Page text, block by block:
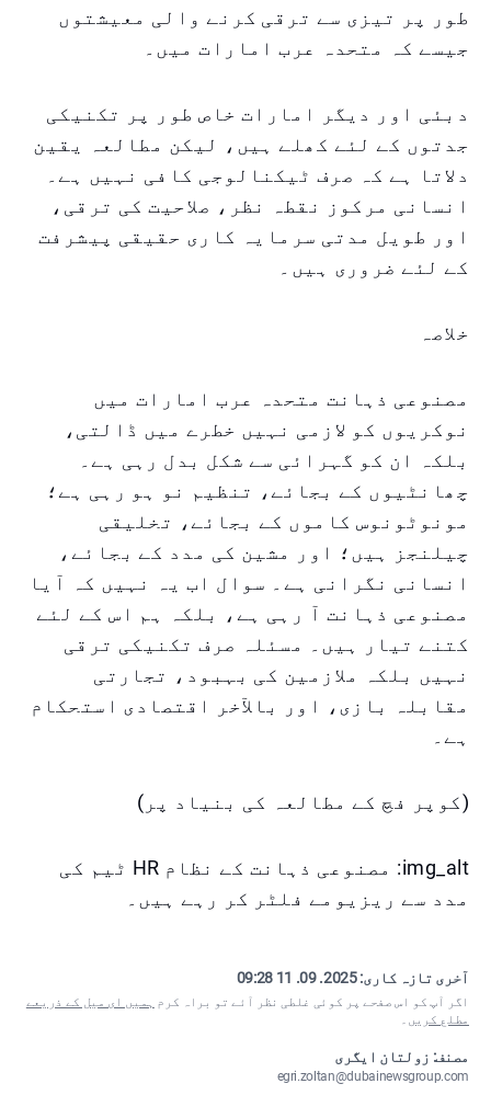
طور پر تیزی سے ترقی کرنے والی معیشتوں
جیسے کہ متحدہ عرب امارات میں۔
دبئی اور دیگر امارات خاص طور پر تکنیکی
جدتوں کے لئے کھلے ہیں، لیکن مطالعہ یقین
دلاتا ہے کہ صرف ٹیکنالوجی کافی نہیں ہے۔
انسانی مرکوز نقطہ نظر، صلاحیت کی ترقی،
اور طویل مدتی سرمایہ کاری حقیقی پیشرفت
کے لئے ضروری ہیں۔
خلاصہ
مصنوعی ذہانت متحدہ عرب امارات میں
نوکریوں کو لازمی نہیں خطرے میں ڈالتی،
بلکہ ان کو گہرائی سے شکل بدل رہی ہے۔
چھانٹیوں کے بجائے، تنظیم نو ہو رہی ہے؛
مونوٹونوس کاموں کے بجائے، تخلیقی
چیلنجز ہیں؛ اور مشین کی مدد کے بجائے،
انسانی نگرانی ہے۔ سوال اب یہ نہیں کہ آیا
مصنوعی ذہانت آ رہی ہے، بلکہ ہم اس کے لئے
کتنے تیار ہیں۔ مسئلہ صرف تکنیکی ترقی
نہیں بلکہ ملازمین کی بہبود، تجارتی
مقابلہ بازی، اور بالآخر اقتصادی استحکام
ہے۔
(کوپر فچ کے مطالعہ کی بنیاد پر)
img_alt: مصنوعی ذہانت کے نظام HR ٹیم کی
مدد سے ریزیومے فلٹر کر رہے ہیں۔
آخری تازہ کاری:2025. 09. 11 09:28
اگر آپ کو اس صفحے پر کوئی غلطی نظر آئے تو براہ کرم ہمیں ای میل کے ذریعے
مطلع کریں ۔
مصنف: زولتان ایگری
egri.zoltan@dubainewsgroup.com